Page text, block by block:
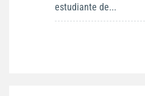
estudiante de...